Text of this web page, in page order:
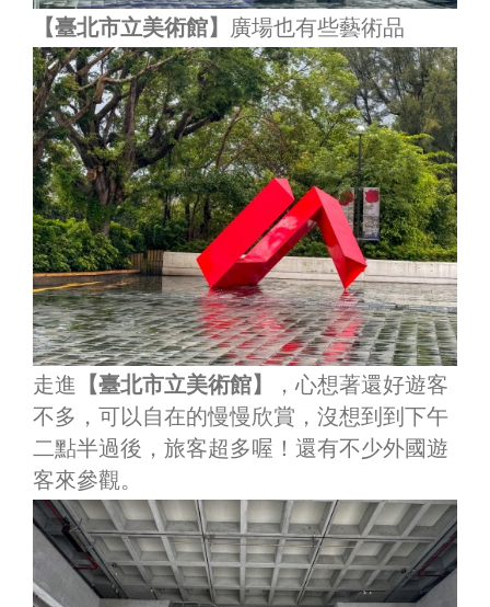
【臺北市立美術館】 廣場也有些藝術品
走進 【臺北市立美術館】
，心想著還好遊客
不多，可以自在的慢慢欣賞，沒想到到下午
二點半過後，旅客超多喔！還有不少外國遊
客來參觀。